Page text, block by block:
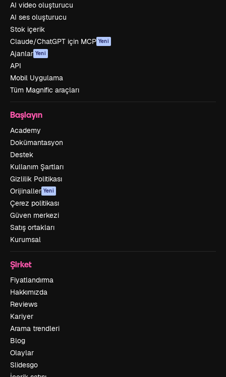
AI video oluşturucu
AI ses oluşturucu
Stok içerik
Claude/ChatGPT için MCP Yeni
Ajanlar Yeni
API
Mobil Uygulama
Tüm Magnific araçları
Başlayın
Academy
Dokümantasyon
Destek
Kullanım Şartları
Gizlilik Politikası
Orijinaller Yeni
Çerez politikası
Güven merkezi
Satış ortakları
Kurumsal
Şirket
Fiyatlandırma
Hakkımızda
Reviews
Kariyer
Arama trendleri
Blog
Olaylar
Slidesgo